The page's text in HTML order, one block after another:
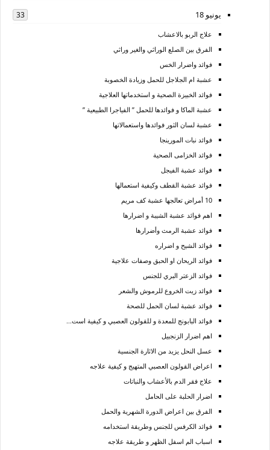
يونيو 18 33
علاج الربو بالاعشاب
الفرق بين الصلع الوراثي والغير وراثي
فوائد واضرار الخس
عشبة ام الجلاجل للحمل وزيادة الخصوبة
فوائد الخبيزة الصحية و استخدماتها العلاجية
عشبة الماكا و فوائدها للحمل ” الفياجرا الطبيعية ”
عشبة لسان الثور فوائدها واستعمالاتها
فوائد نبات المورينجا
فوائد الخزامى الصحية
فوائد عشبة الفيجل
فوائد عشبة القطف وكيفية استعمالها
10 أمراض تعالجها عشبة كف مريم
اهم فوائد عشبة الشيبة و اضرارها
فوائد عشبة الرمث وأضرارها
فوائد الشيح و اضراره
فوائد الريحان او الحبق وصفات علاجية
فوائد الزعتر البري للجنس
فوائد زيت الخروع للرموش والشعر
فوائد عشبة لسان الحمل للصحة
فوائد البابونج للمعدة و للقولون العصبي و كيفية است...
اهم اضرار الزنجبيل
عسل النحل يزيد من الاثارة الجنسية
اعراض القولون العصبي المتهيج و كيفية علاجه
علاج فقر الدم بالأعشاب والنباتات
اضرار الحلبة على الحامل
الفرق بين اعراض الدورة الشهرية والحمل
فوائد الكرفس للجنس وطريقة استخدامه
اسباب الم اسفل الظهر و طريقة علاجه